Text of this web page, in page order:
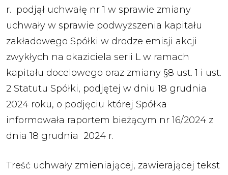
r. podjął uchwałę nr 1 w sprawie zmiany
uchwały w sprawie podwyższenia kapitału
zakładowego Spółki w drodze emisji akcji
zwykłych na okaziciela serii L w ramach
kapitału docelowego oraz zmiany §8 ust. 1 i ust.
2 Statutu Spółki, podjętej w dniu 18 grudnia
2024 roku, o podjęciu której Spółka
informowała raportem bieżącym nr 16/2024 z
dnia 18 grudnia 2024 r.
Treść uchwały zmieniającej, zawierającej tekst